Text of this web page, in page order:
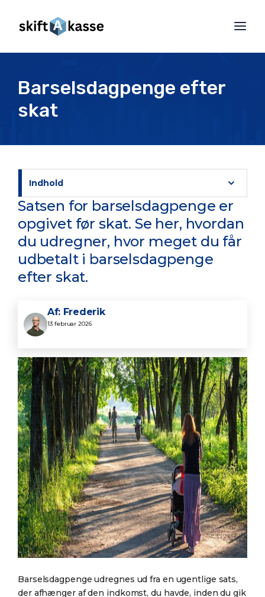
Barselsdagpenge efter
skat
Satsen for barselsdagpenge er
opgivet før skat. Se her, hvordan
du udregner, hvor meget du får
udbetalt i barselsdagpenge
efter skat.
Af: Frederik
13 februar 2026
Barselsdagpenge udregnes ud fra en ugentlige sats,
der afhænger af den indkomst, du havde, inden du gik
Indhold